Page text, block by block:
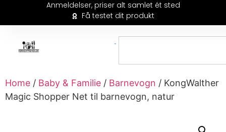
Anmeldelser, priser alt samlet ét sted
Få testet dit produkt
Home / Baby & Familie / Barnevogn / KongWalther
Magic Shopper Net til barnevogn, natur